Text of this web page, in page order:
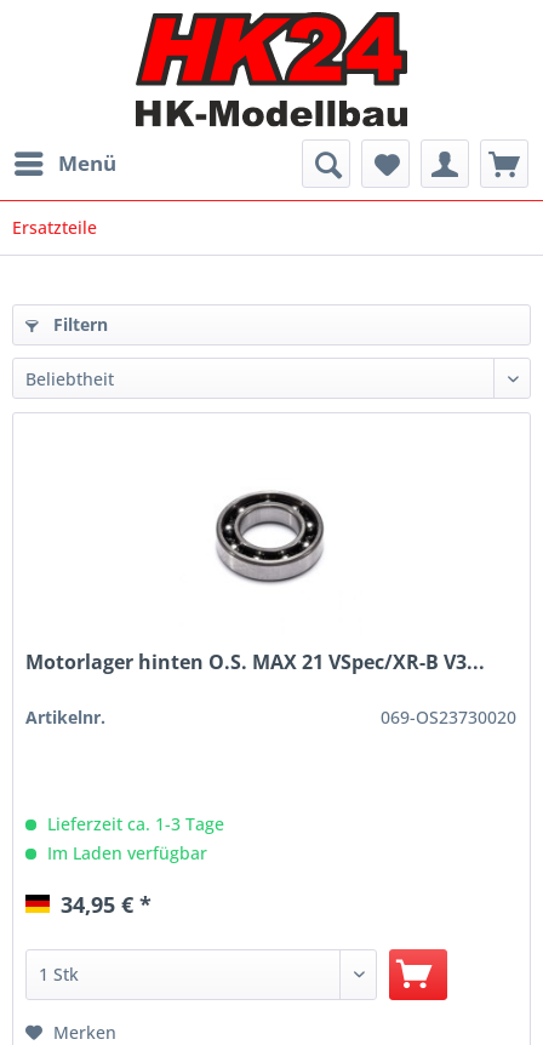
Menü
Ersatzteile
Filtern
Motorlager hinten O.S. MAX 21 VSpec/XR-B V3...
Artikelnr. 069-OS23730020
Lieferzeit ca. 1-3 Tage
Im Laden verfügbar
34,95 € *
Merken